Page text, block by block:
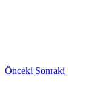
Önceki Sonraki